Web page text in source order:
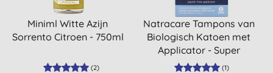
Miniml Witte Azijn
Sorrento Citroen - 750ml
(2)
Natracare Tampons van
Biologisch Katoen met
Applicator - Super
(1)